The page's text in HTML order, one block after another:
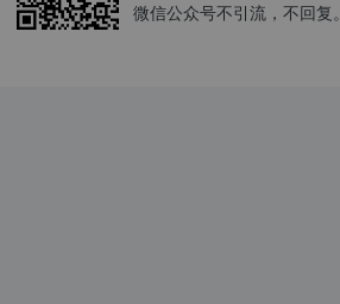
微信公众号不引流，不回复。